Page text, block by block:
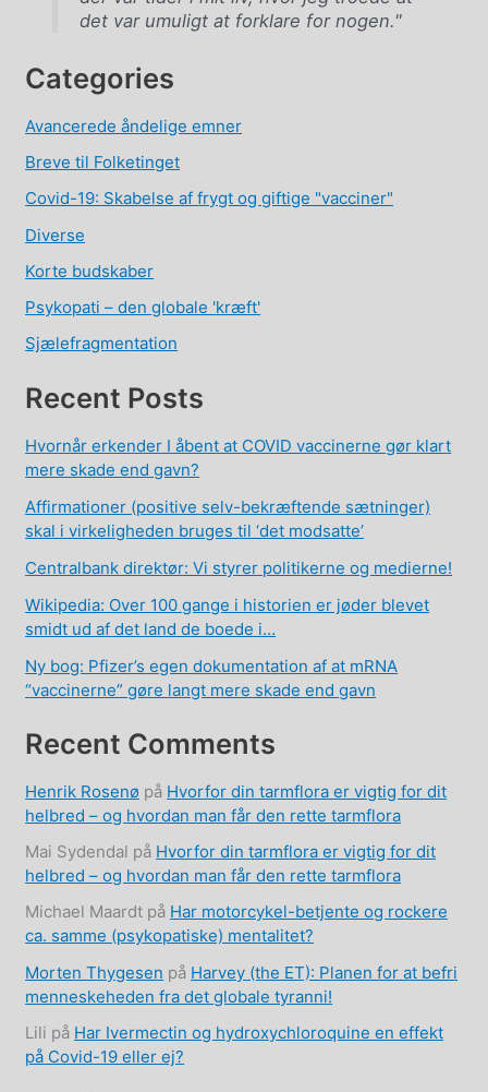
det var umuligt at forklare for nogen."
Categories
Avancerede åndelige emner
Breve til Folketinget
Covid-19: Skabelse af frygt og giftige "vacciner"
Diverse
Korte budskaber
Psykopati – den globale 'kræft'
Sjælefragmentation
Recent Posts
Hvornår erkender I åbent at COVID vaccinerne gør klart
mere skade end gavn?
Affirmationer (positive selv-bekræftende sætninger)
skal i virkeligheden bruges til ‘det modsatte’
Centralbank direktør: Vi styrer politikerne og medierne!
Wikipedia: Over 100 gange i historien er jøder blevet
smidt ud af det land de boede i…
Ny bog: Pfizer’s egen dokumentation af at mRNA
“vaccinerne” gøre langt mere skade end gavn
Recent Comments
Henrik Rosenø på Hvorfor din tarmflora er vigtig for dit
helbred – og hvordan man får den rette tarmflora
Mai Sydendal på Hvorfor din tarmflora er vigtig for dit
helbred – og hvordan man får den rette tarmflora
Michael Maardt på Har motorcykel-betjente og rockere
ca. samme (psykopatiske) mentalitet?
Morten Thygesen på Harvey (the ET): Planen for at befri
menneskeheden fra det globale tyranni!
Lili på Har Ivermectin og hydroxychloroquine en effekt
på Covid-19 eller ej?